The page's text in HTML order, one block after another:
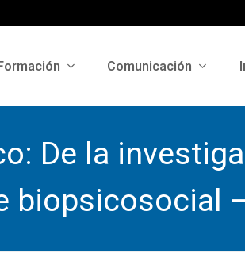
Comunicación
De la
biopsicosocial